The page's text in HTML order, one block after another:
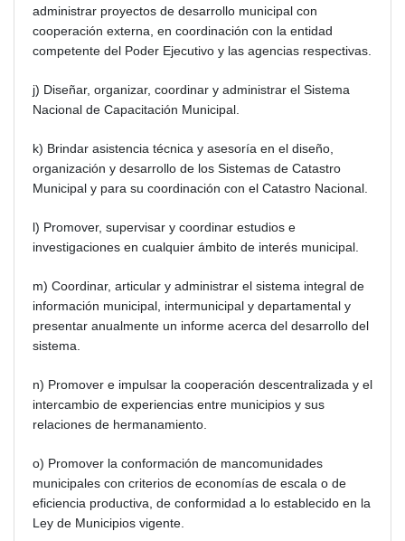
administrar proyectos de desarrollo municipal con
cooperación externa, en coordinación con la entidad
competente del Poder Ejecutivo y las agencias respectivas.
j) Diseñar, organizar, coordinar y administrar el Sistema
Nacional de Capacitación Municipal.
k) Brindar asistencia técnica y asesoría en el diseño,
organización y desarrollo de los Sistemas de Catastro
Municipal y para su coordinación con el Catastro Nacional.
l) Promover, supervisar y coordinar estudios e
investigaciones en cualquier ámbito de interés municipal.
m) Coordinar, articular y administrar el sistema integral de
información municipal, intermunicipal y departamental y
presentar anualmente un informe acerca del desarrollo del
sistema.
n) Promover e impulsar la cooperación descentralizada y el
intercambio de experiencias entre municipios y sus
relaciones de hermanamiento.
o) Promover la conformación de mancomunidades
municipales con criterios de economías de escala o de
eficiencia productiva, de conformidad a lo establecido en la
Ley de Municipios vigente.